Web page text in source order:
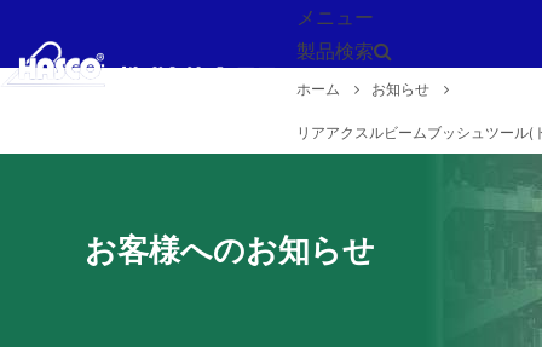
メニュー
製品検索
ホーム お知らせ
リアアクスルビームブッシュツール(
お客様へのお知らせ